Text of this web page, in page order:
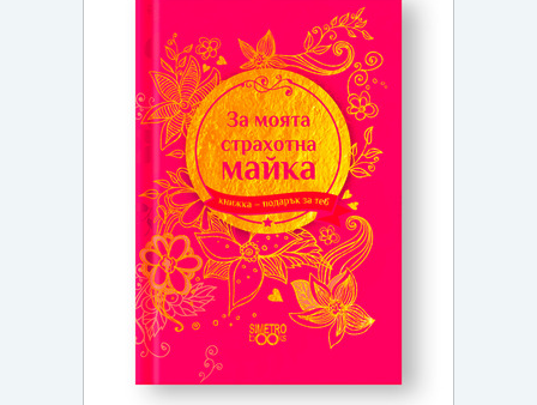
Регистрация